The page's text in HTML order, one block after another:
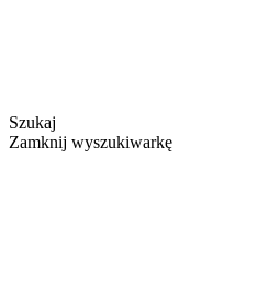
Szukaj
Zamknij wyszukiwarkę